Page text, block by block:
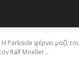
Η Parkside φέρνει μαζί
Ralf Moeller...